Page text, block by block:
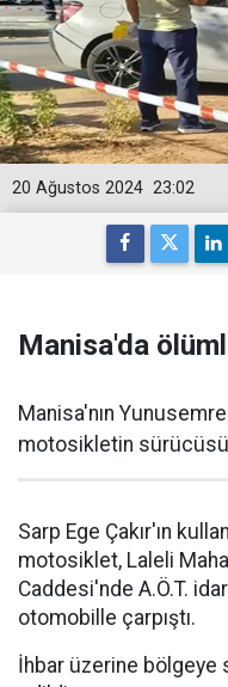
23:02
20 Ağustos 2024
Manisa'da
Manisa'nın
motosikletin sürücüsü
Sarp Ege Çakır'ın
motosiklet, Laleli
Caddesi'nde A.Ö.T.
otomobille çarpıştı.
İhbar üzerine bölgeye